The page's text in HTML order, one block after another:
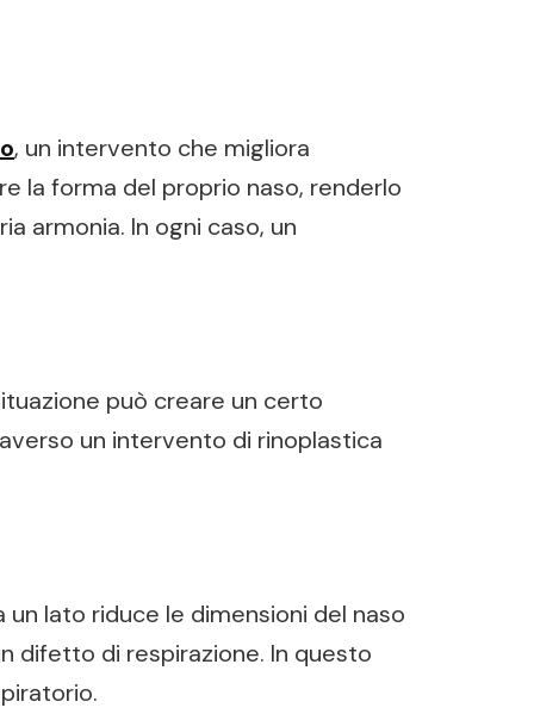
, un intervento che migliora
la forma del proprio naso, renderlo
armonia. In ogni caso, un
può creare un certo
un intervento di rinoplastica
lato riduce le dimensioni del naso
difetto di respirazione. In questo